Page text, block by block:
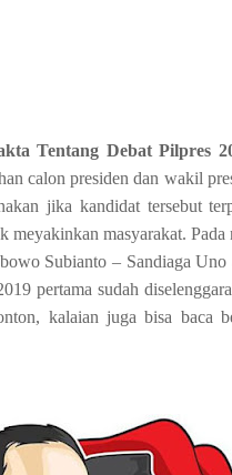
Tentang Debat Pilpres
calon presiden dan wakil
jika kandidat tersebut
meyakinkan masyarakat.
Subianto – Sandiaga
pertama sudah
kalaian juga bisa baca